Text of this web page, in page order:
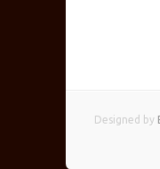
Designed by